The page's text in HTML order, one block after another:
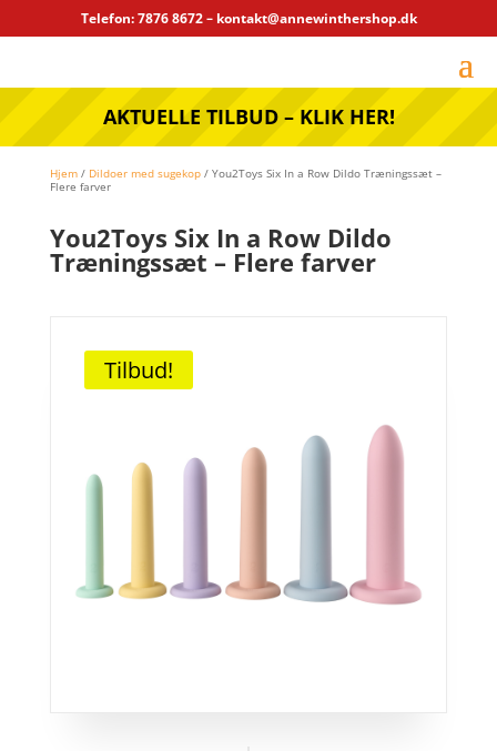
Telefon: 7876 8672 – kontakt@annewinthershop.dk
AKTUELLE TILBUD – KLIK HER!
Hjem/ Dildoer med sugekop/ You2Toys Six In a Row Dildo Træningssæt –
Flere farver
You2Toys Six In a Row Dildo
Træningssæt – Flere farver
Tilbud!